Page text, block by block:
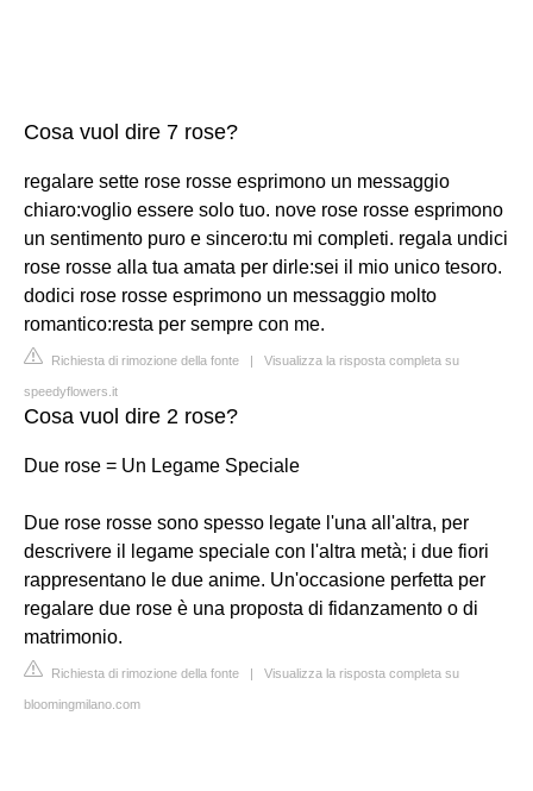
Cosa vuol dire 7 rose?
regalare sette rose rosse esprimono un messaggio
chiaro:voglio essere solo tuo. nove rose rosse esprimono
un sentimento puro e sincero:tu mi completi. regala undici
rose rosse alla tua amata per dirle:sei il mio unico tesoro.
dodici rose rosse esprimono un messaggio molto
romantico:resta per sempre con me.
Richiesta di rimozione della fonte | Visualizza la risposta completa su
speedyflowers.it
Cosa vuol dire 2 rose?
Due rose = Un Legame Speciale
Due rose rosse sono spesso legate l'una all'altra, per
descrivere il legame speciale con l'altra metà; i due fiori
rappresentano le due anime. Un'occasione perfetta per
regalare due rose è una proposta di fidanzamento o di
matrimonio.
Richiesta di rimozione della fonte | Visualizza la risposta completa su
bloomingmilano.com